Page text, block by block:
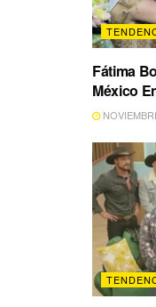
Fátima
México